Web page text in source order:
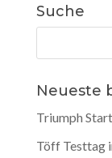
Suche
Neueste
Triumph
Töff Testtag